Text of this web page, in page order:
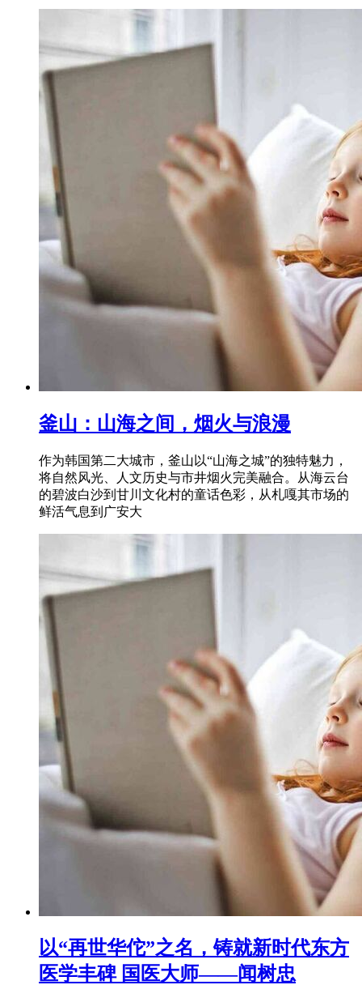
釜山：山海之间，烟火与浪漫
作为韩国第二大城市，釜山以“山海之城”的独特魅力，
将自然风光、人文历史与市井烟火完美融合。从海云台
的碧波白沙到甘川文化村的童话色彩，从札嘎其市场的
鲜活气息到广安大
以“再世华佗”之名，铸就新时代东方
医学丰碑 国医大师——闻树忠